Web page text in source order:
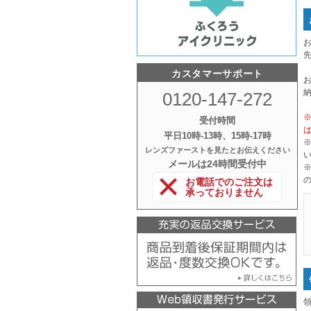
カスタマーサポート
0120-147-272
受付時間
平日10時‐13時、15時‐17時
レンズファーストを見たとお伝えください
メールは24時間受付中
お電話でのご注文は
承っておりません
※
※
※